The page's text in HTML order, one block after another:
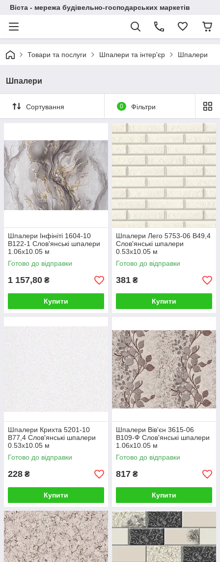
Віста - мережа будівельно-господарських маркетів
Товари та послуги Шпалери та інтер'єр Шпалери
Шпалери
Сортування 0 Фільтри
Шпалери Інфініті 1604-10
В122-1 Слов'янські шпалери
1.06х10.05 м
Готово до відправки
1 157,80 ₴
Купити
Шпалери Лего 5753-06 В49,4
Слов'янські шпалери
0.53х10.05 м
Готово до відправки
381 ₴
Купити
Шпалери Крихта 5201-10
В77,4 Слов'янські шпалери
0.53х10.05 м
Готово до відправки
228 ₴
Купити
Шпалери Вів'єн 3615-06
В109-Ф Слов'янські шпалери
1.06х10.05 м
Готово до відправки
817 ₴
Купити